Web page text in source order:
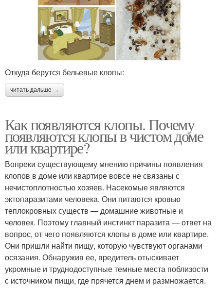
Откуда берутся бельевые клопы:
читать дальше →
Как появляются клопы. Почему
появляются клопы в чистом доме
или квартире?
Вопреки существующему мнению причины появления
клопов в доме или квартире вовсе не связаны с
нечистоплотностью хозяев. Насекомые являются
эктопаразитами человека. Они питаются кровью
теплокровных существ — домашние животные и
человек. Поэтому главный инстинкт паразита — ответ на
вопрос, от чего появляются клопы в доме или квартире.
Они пришли найти пищу, которую чувствуют органами
осязания. Обнаружив ее, вредитель отыскивает
укромные и труднодоступные темные места поблизости
с источником пищи, где прячется днем и размножается.